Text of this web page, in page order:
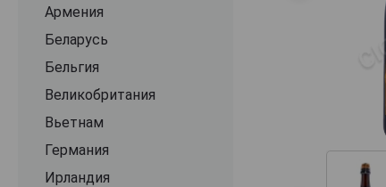
Армения
Беларусь
Бельгия
Великобритания
Вьетнам
Германия
Ирландия